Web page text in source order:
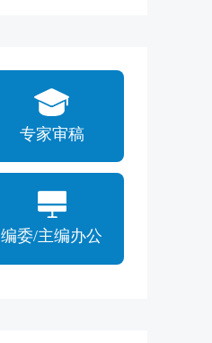
专家审稿
编委/主编办公